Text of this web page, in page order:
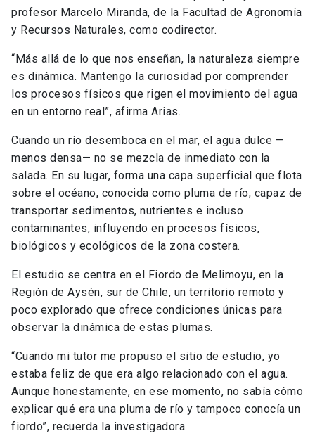
profesor Marcelo Miranda, de la Facultad de Agronomía
y Recursos Naturales, como codirector.
“Más allá de lo que nos enseñan, la naturaleza siempre
es dinámica. Mantengo la curiosidad por comprender
los procesos físicos que rigen el movimiento del agua
en un entorno real”, afirma Arias.
Cuando un río desemboca en el mar, el agua dulce —
menos densa— no se mezcla de inmediato con la
salada. En su lugar, forma una capa superficial que flota
sobre el océano, conocida como pluma de río, capaz de
transportar sedimentos, nutrientes e incluso
contaminantes, influyendo en procesos físicos,
biológicos y ecológicos de la zona costera.
El estudio se centra en el Fiordo de Melimoyu, en la
Región de Aysén, sur de Chile, un territorio remoto y
poco explorado que ofrece condiciones únicas para
observar la dinámica de estas plumas.
“Cuando mi tutor me propuso el sitio de estudio, yo
estaba feliz de que era algo relacionado con el agua.
Aunque honestamente, en ese momento, no sabía cómo
explicar qué era una pluma de río y tampoco conocía un
fiordo”, recuerda la investigadora.